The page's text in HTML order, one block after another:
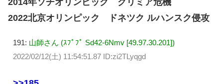
2014年ソチオリンピック クリミア危機
2022北京オリンピック ドネツク ルハンスク侵攻
191: 山師さん (ｽﾌﾟﾌﾟ Sd42-6Nmv [49.97.30.201])
2022/02/12(土) 11:54:51.87 ID:zi2TLyqgd